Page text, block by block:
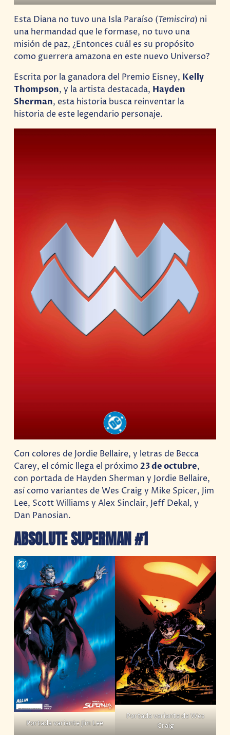
Esta Diana no tuvo una Isla Paraíso (Temiscira) ni
una hermandad que le formase, no tuvo una
misión de paz, ¿Entonces cuál es su propósito
como guerrera amazona en este nuevo Universo?
Escrita por la ganadora del Premio Eisney, Kelly
Thompson, y la artista destacada, Hayden
Sherman, esta historia busca reinventar la
historia de este legendario personaje.
Con colores de Jordie Bellaire, y letras de Becca
Carey, el cómic llega el próximo23 de octubre,
con portada de Hayden Sherman y Jordie Bellaire,
así como variantes de Wes Craig y Mike Spicer, Jim
Lee, Scott Williams y Alex Sinclair, Jeff Dekal, y
Dan Panosian.
ABSOLUTE SUPERMAN #1
Portada variante Jim Lee
Portada variante de Wes
Craig